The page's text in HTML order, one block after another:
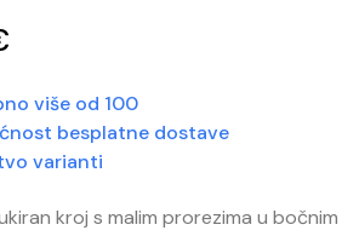
više od 100
besplatne dostave
varianti
kroj s malim prorezima u bočnim